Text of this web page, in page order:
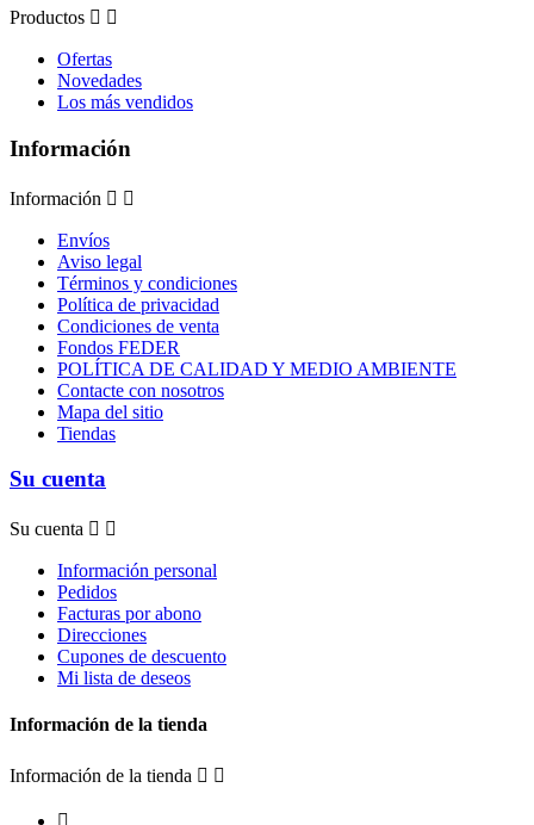
Productos  
Ofertas
Novedades
Los más vendidos
Información
Información  
Envíos
Aviso legal
Términos y condiciones
Política de privacidad
Condiciones de venta
Fondos FEDER
POLÍTICA DE CALIDAD Y MEDIO AMBIENTE
Contacte con nosotros
Mapa del sitio
Tiendas
Su cuenta
Su cuenta  
Información personal
Pedidos
Facturas por abono
Direcciones
Cupones de descuento
Mi lista de deseos
Información de la tienda
Información de la tienda  
